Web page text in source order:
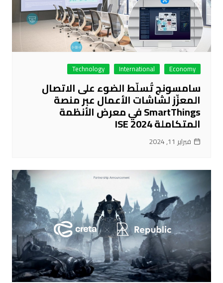
Economy
International
Technology
سامسونج تُسلّط الضوء على الاتصال
المعزّز لشاشات الأعمال عبر منصة
SmartThings في معرض الأنظمة
المتكاملة ISE 2024
فبراير 11, 2024